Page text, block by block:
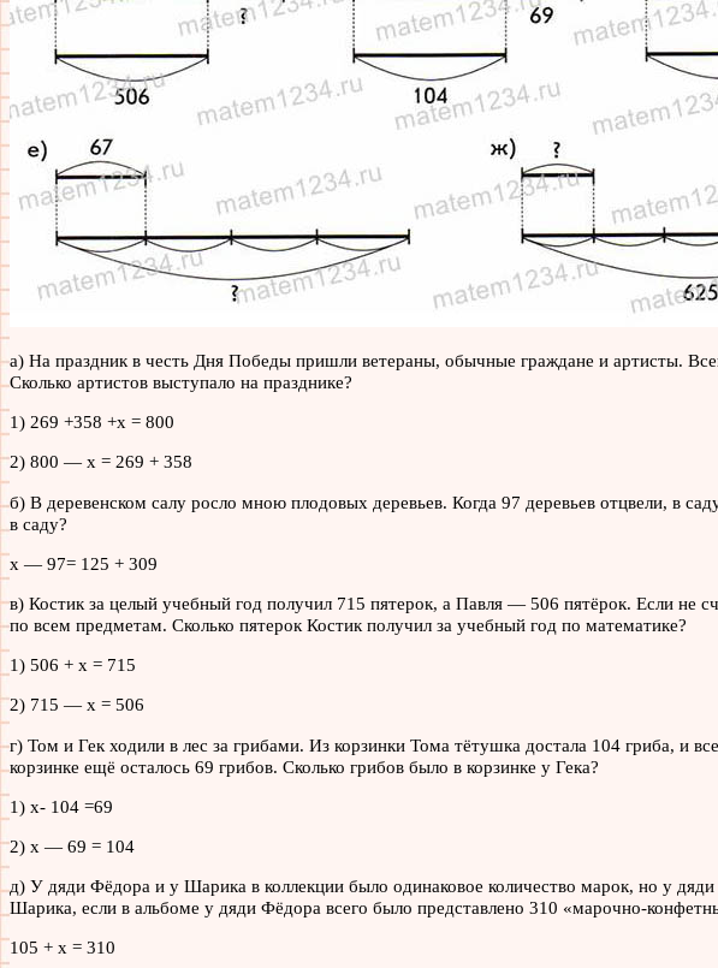
а) На праздник в честь Дня Победы пришли ветераны, обычные граждане и артисты.
Сколько артистов выступало на празднике?
1) 269 +358 +х = 800
2) 800 — х = 269 + 358
б) В деревенском салу росло мною плодовых деревьев. Когда 97 деревьев отцвели, в
в саду?
х — 97= 125 + 309
в) Костик за целый учебный год получил 715 пятерок, а Павля — 506 пятёрок. Если не
по всем предметам. Сколько пятерок Костик получил за учебный год по математике?
1) 506 + х = 715
2) 715 — х = 506
г) Том и Гек ходили в лес за грибами. Из корзинки Тома тётушка достала 104 гриба, и
корзинке ещё осталось 69 грибов. Сколько грибов было в корзинке у Гека?
1) x- 104 =69
2) x — 69 = 104
д) У дяди Фёдора и у Шарика в коллекции было одинаковое количество марок, но у
Шарика, если в альбоме у дяди Фёдора всего было представлено 310 «марочно-
105 + х = 310